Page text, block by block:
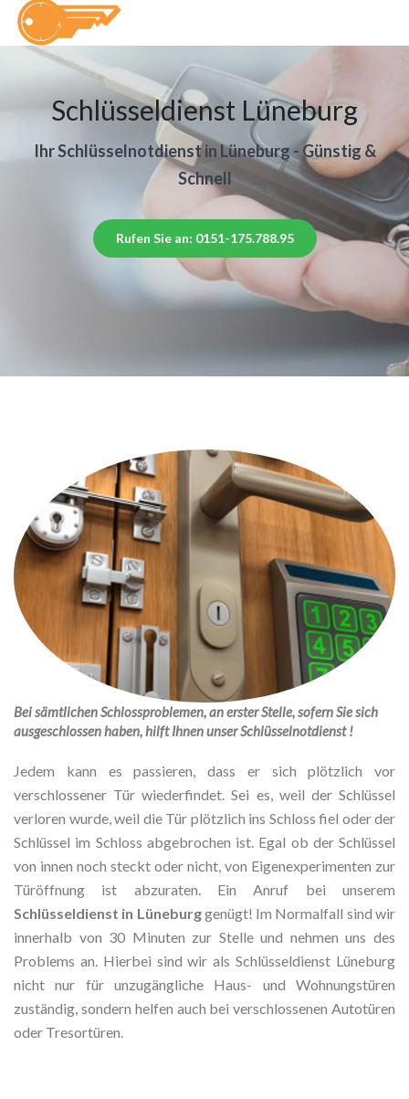
Schlüsseldienst Lüneburg
Ihr Schlüsselnotdienst in Lüneburg - Günstig &
Schnell
Rufen Sie an: 0151-175.788.95
Bei sämtlichen Schlossproblemen, an erster Stelle, sofern Sie sich
ausgeschlossen haben, hilft Ihnen unser Schlüsselnotdienst !
Jedem kann es passieren, dass er sich plötzlich vor
verschlossener Tür wiederfindet. Sei es, weil der Schlüssel
verloren wurde, weil die Tür plötzlich ins Schloss fiel oder der
Schlüssel im Schloss abgebrochen ist. Egal ob der Schlüssel
von innen noch steckt oder nicht, von Eigenexperimenten zur
Türöffnung ist abzuraten. Ein Anruf bei unserem
Schlüsseldienst in Lüneburggenügt! Im Normalfall sind wir
innerhalb von 30 Minuten zur Stelle und nehmen uns des
Problems an. Hierbei sind wir als Schlüsseldienst Lüneburg
nicht nur für unzugängliche Haus- und Wohnungstüren
zuständig, sondern helfen auch bei verschlossenen Autotüren
oder Tresortüren.